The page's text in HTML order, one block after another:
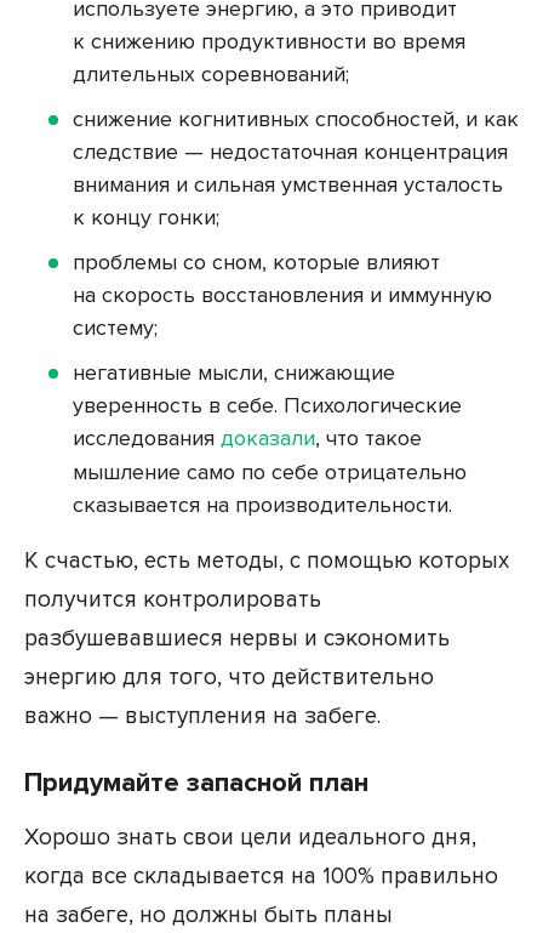
используете энергию, а это приводит
к снижению продуктивности во время
длительных соревнований;
снижение когнитивных способностей, и как
следствие — недостаточная концентрация
внимания и сильная умственная усталость
к концу гонки;
проблемы со сном, которые влияют
на скорость восстановления и иммунную
систему;
негативные мысли, снижающие
уверенность в себе. Психологические
исследования доказали, что такое
мышление само по себе отрицательно
сказывается на производительности.
К счастью, есть методы, с помощью которых
получится контролировать
разбушевавшиеся нервы и сэкономить
энергию для того, что действительно
важно — выступления на забеге.
Придумайте запасной план
Хорошо знать свои цели идеального дня,
когда все складывается на 100% правильно
на забеге, но должны быть планы